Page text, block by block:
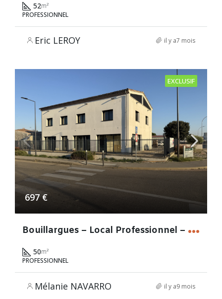
52m²
PROFESSIONNEL
Eric LEROY il y a7 mois
EXCLUSIF
697 €
B
ouillargues – Local Professionnel – 50m²
50m²
PROFESSIONNEL
Mélanie NAVARRO il y a9 mois